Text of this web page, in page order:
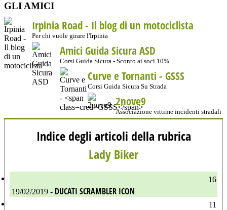
GLI AMICI
Irpinia Road - Il blog di un motociclista
Per chi vuole girare l'Irpinia
Amici Guida Sicura ASD
Corsi Guida Sicura - Sconto ai soci 10%
Curve e Tornanti - GSSS
Corsi Guida Sicura Su Strada
2nove9
Associazione vittime incidenti stradali
Indice degli articoli della rubrica
Lady Biker
16
19/02/2019 - DUCATI SCRAMBLER ICON
11